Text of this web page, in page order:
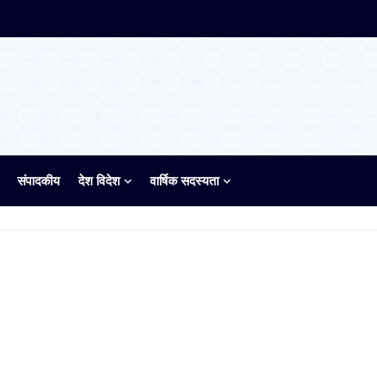
संपादकीय देश विदेश वार्षिक सदस्यता